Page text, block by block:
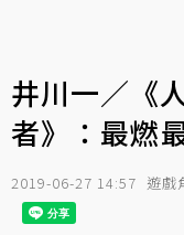
井川一／《
者》：最燃
2019-06-27 14:57 遊戲